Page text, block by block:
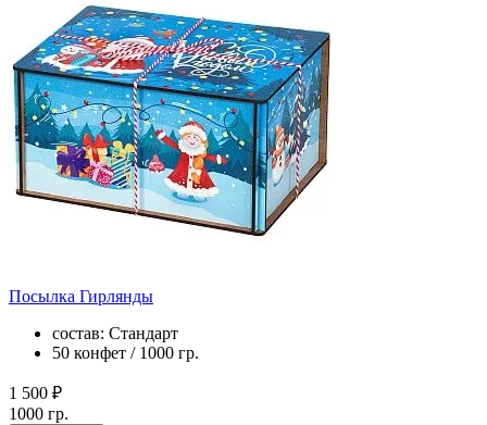
Посылка Гирлянды
состав: Стандарт
50 конфет / 1000 гр.
1 500 ₽
1000 гр.